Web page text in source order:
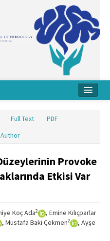
Full Text
PDF
Provoke
Etkisi Var
Koç Ada2
, Emine Kılıçparlar
, Mustafa Baki Çekmen2
, Ayşe